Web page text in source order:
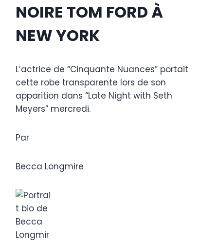
NOIRE TOM FORD À
NEW YORK
L’actrice de “Cinquante Nuances” portait
cette robe transparente lors de son
apparition dans “Late Night with Seth
Meyers” mercredi.
Par
Becca Longmire